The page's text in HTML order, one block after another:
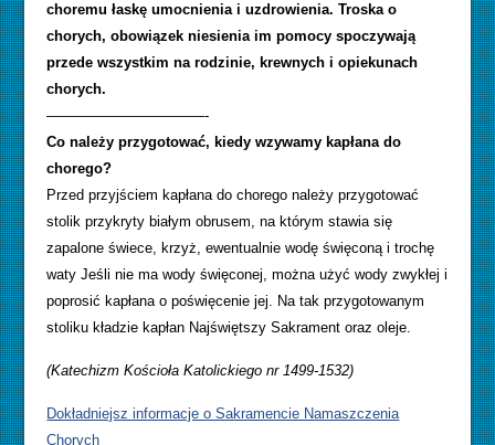
choremu łaskę umocnienia i uzdrowienia. Troska o
chorych, obowiązek niesienia im pomocy spoczywają
przede wszystkim na rodzinie, krewnych i opiekunach
chorych.
———————————-
Co należy przygotować, kiedy wzywamy kapłana do
chorego?
Przed przyjściem kapłana do chorego należy przygotować
stolik przykryty białym obrusem, na którym stawia się
zapalone świece, krzyż, ewentualnie wodę święconą i trochę
waty Jeśli nie ma wody święconej, można użyć wody zwykłej i
poprosić kapłana o poświęcenie jej. Na tak przygotowanym
stoliku kładzie kapłan Najświętszy Sakrament oraz oleje.
(Katechizm Kościoła Katolickiego nr 1499-1532)
Dokładniejsz informacje o Sakramencie Namaszczenia
Chorych